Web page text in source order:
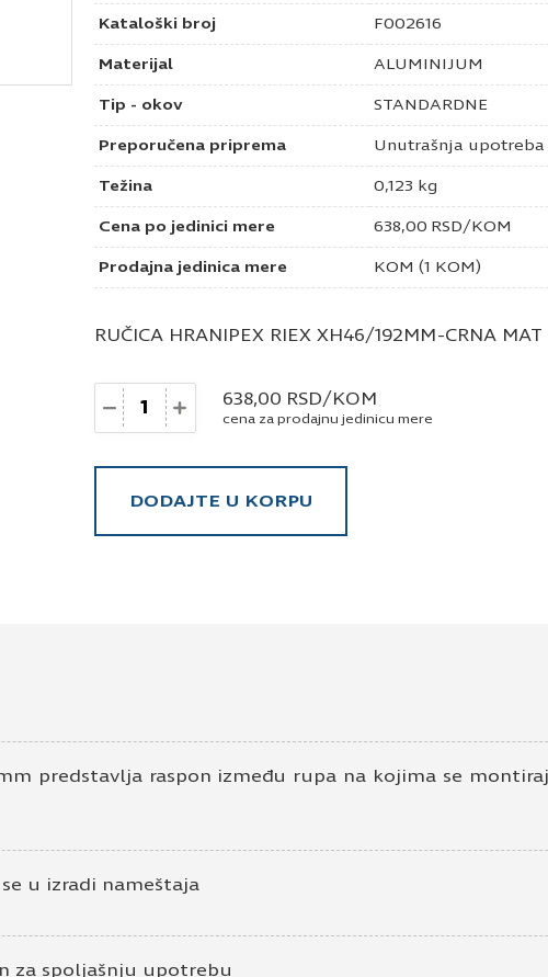
Kataloški broj F002616
Materijal ALUMINIJUM
Tip - okov STANDARDNE
Preporučena priprema Unutrašnja upotreba
Težina 0,123 kg
Cena po jedinici mere 638,00 RSD/KOM
Prodajna jedinica mere KOM (1 KOM)
RUČICA HRANIPEX RIEX XH46/192MM-CRNA MAT
Količina 638,00 RSD/KOM
cena za prodajnu jedinicu mere
DODAJTE U KORPU
predstavlja raspon između rupa na kojima se
u izradi nameštaja
za spoljašnju upotrebu